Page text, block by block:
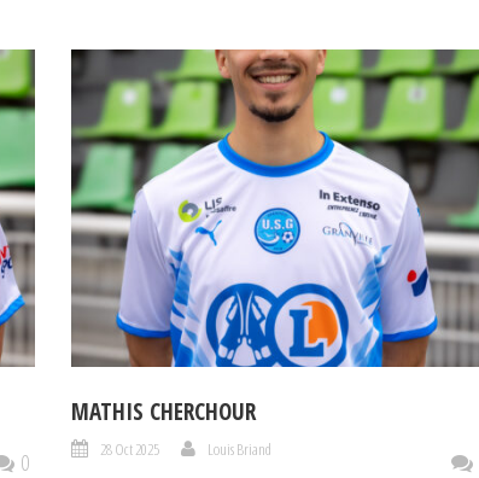
0
MATHIS CHERCHOUR
28 Oct 2025 Louis Briand